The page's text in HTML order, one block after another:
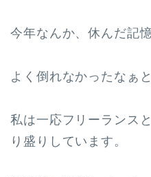
今年なんか、休んだ記
よく倒れなかったなぁ
私は一応フリーランス
り盛りしています。